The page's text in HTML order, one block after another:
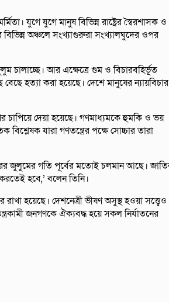
যুগে যুগে মানুষ বিভিন্ন রাষ্ট্রের স্বৈরশাসক ও
অঞ্চলে সংখ্যাগুরুরা সংখ্যালঘুদের ওপর
চালাচ্ছে। আর এক্ষেত্রে গুম ও বিচারবহির্ভূত
হত্যা করা হয়েছে। দেশে মানুষের ন্যায়বিচার
দেয়া হয়েছে। গণমাধ্যমকে হুমকি ও ভয়
যারা গণতন্ত্রের পক্ষে সোচ্চার তারা
জুলুমের গতি পূর্বের মতোই চলমান আছে।
হবে,’ বলেন তিনি।
হয়েছে। দেশনেত্রী ভীষণ অসুস্থ হওয়া সত্ত্বেও
জনগণকে ঐক্যবদ্ধ হয়ে সকল নির্যাতনের